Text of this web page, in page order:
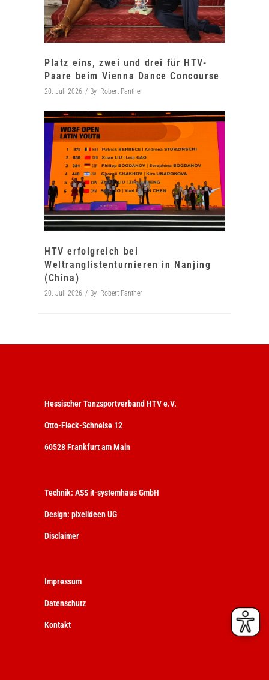
Platz eins, zwei und drei für HTV-
Paare beim Vienna Dance Concourse
20. Juli 2026 By Robert Panther
HTV erfolgreich bei
Weltranglistenturnieren in Nanjing
(China)
20. Juli 2026 By Robert Panther
Hessischer Tanzsportverband HTV e.V.
Otto-Fleck-Schneise 12
60528 Frankfurt am Main
Technik: ASS it-systemhaus GmbH
Design: pixelideen UG
Disclaimer
Impressum
Datenschutz
Kontakt